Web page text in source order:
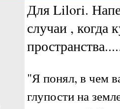
Для Lilori.
случаи , когда
"Я понял, в чем
глупости на